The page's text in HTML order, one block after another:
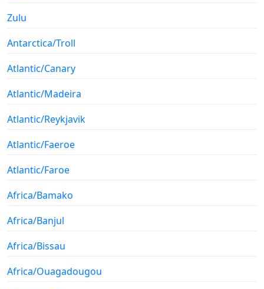
Zulu
Antarctica/Troll
Atlantic/Canary
Atlantic/Madeira
Atlantic/Reykjavik
Atlantic/Faeroe
Atlantic/Faroe
Africa/Bamako
Africa/Banjul
Africa/Bissau
Africa/Ouagadougou